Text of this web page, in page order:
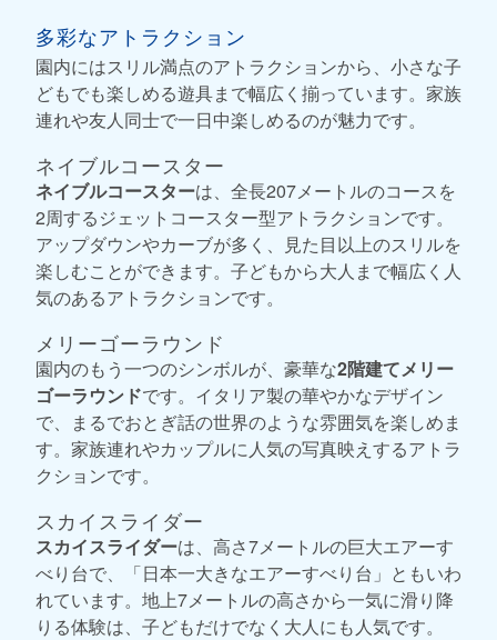
多彩なアトラクション
園内にはスリル満点のアトラクションから、小さな子
どもでも楽しめる遊具まで幅広く揃っています。家族
連れや友人同士で一日中楽しめるのが魅力です。
ネイブルコースター
ネイブルコースターは、全長207メートルのコースを
2周するジェットコースター型アトラクションです。
アップダウンやカーブが多く、見た目以上のスリルを
楽しむことができます。子どもから大人まで幅広く人
気のあるアトラクションです。
メリーゴーラウンド
園内のもう一つのシンボルが、豪華な2階建てメリー
ゴーラウンドです。イタリア製の華やかなデザイン
で、まるでおとぎ話の世界のような雰囲気を楽しめま
す。家族連れやカップルに人気の写真映えするアトラ
クションです。
スカイスライダー
スカイスライダーは、高さ7メートルの巨大エアーす
べり台で、「日本一大きなエアーすべり台」ともいわ
れています。地上7メートルの高さから一気に滑り降
りる体験は、子どもだけでなく大人にも人気です。